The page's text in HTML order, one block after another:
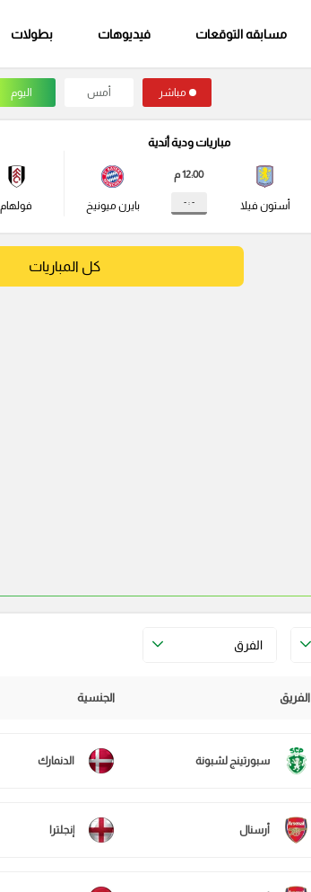
مسابقه التوقعات فيديوهات بطولات
مباشر أمس اليوم
مباريات ودية أندية
أستون فيلا
12:00 م
- : - بايرن ميونيخ فولهام
كل المباريات
الفرق
الفريق الجنسية
سبورتينج لشبونة الدنمارك
أرسنال إنجلترا